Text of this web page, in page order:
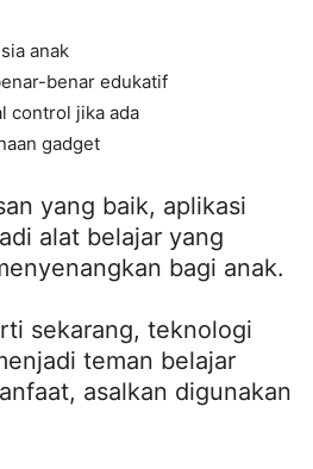
anak
benar edukatif
control jika ada
gadget
yang baik, aplikasi
alat belajar yang
bagi anak.
sekarang, teknologi
teman belajar
asalkan digunakan